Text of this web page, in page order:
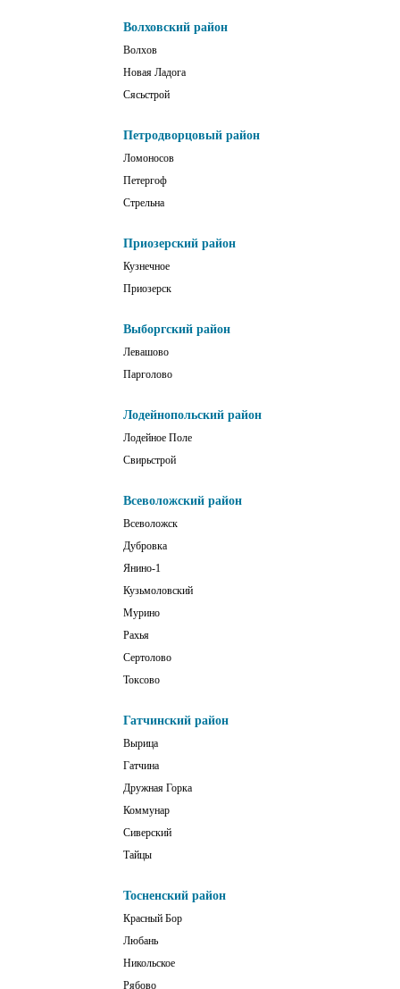
Волховский район
Волхов
Новая Ладога
Сясьстрой
Петродворцовый район
Ломоносов
Петергоф
Стрельна
Приозерский район
Кузнечное
Приозерск
Выборгский район
Левашово
Парголово
Лодейнопольский район
Лодейное Поле
Свирьстрой
Всеволожский район
Всеволожск
Дубровка
Янино-1
Кузьмоловский
Мурино
Рахья
Сертолово
Токсово
Гатчинский район
Вырица
Гатчина
Дружная Горка
Коммунар
Сиверский
Тайцы
Тосненский район
Красный Бор
Любань
Никольское
Рябово